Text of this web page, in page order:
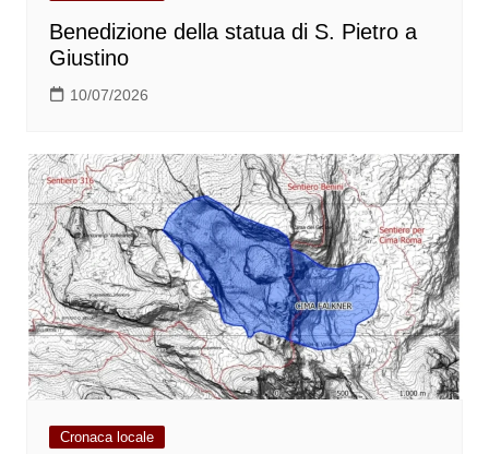
Benedizione della statua di S. Pietro a
Giustino
10/07/2026
Cronaca locale